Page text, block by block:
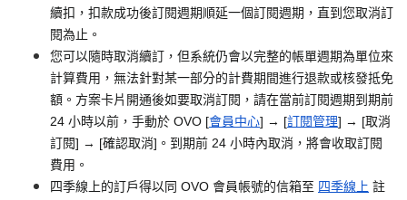
續扣，扣款成功後訂閱週期順延一個訂閱週期，直到您取消訂
閱為止。
您可以隨時取消續訂，但系統仍會以完整的帳單週期為單位來
計算費用，無法針對某一部分的計費期間進行退款或核發抵免
額。方案卡片開通後如要取消訂閱，請在當前訂閱週期到期前
24 小時以前，手動於 OVO [會員中心] → [訂閱管理] → [取消
訂閱] → [確認取消]。到期前 24 小時內取消，將會收取訂閱
費用。
四季線上的訂戶得以同 OVO 會員帳號的信箱至 四季線上 註